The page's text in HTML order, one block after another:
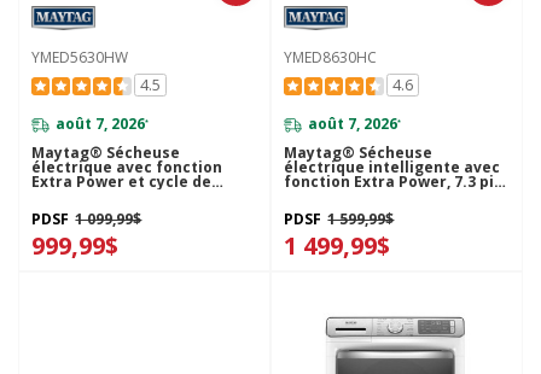
YMED5630HW
4.5
août 7, 2026*
Maytag® Sécheuse
électrique avec fonction
Extra Power et cycle de
séchage rapide - 7.3 pi cu
YMED5630HW
PDSF 1 099,99$
999,99$
YMED8630HC
4.6
août 7, 2026*
Maytag® Sécheuse
électrique intelligente avec
fonction Extra Power, 7.3 pi³
PDSF 1 599,99$
1 499,99$